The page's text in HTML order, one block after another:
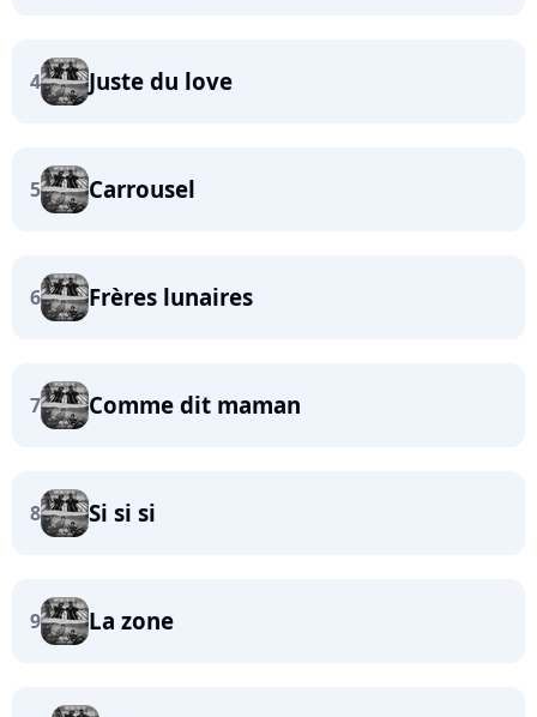
4 Juste du love
5 Carrousel
6 Frères lunaires
7 Comme dit maman
8 Si si si
9 La zone